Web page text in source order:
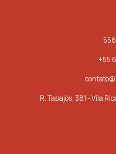
+55
R. Tapajós, 381 - Vila